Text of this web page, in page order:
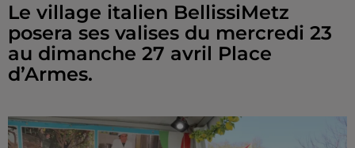
Le village italien BellissiMetz
posera ses valises du mercredi 23
au dimanche 27 avril Place
d’Armes.